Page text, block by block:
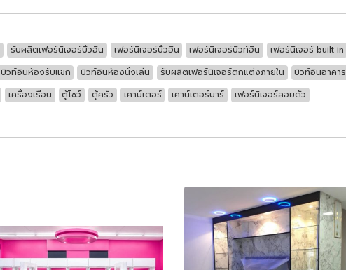
รับผลิตเฟอร์นิเจอร์บิ้วอิน เฟอร์นิเจอร์บิ้วอิน เฟอร์นิเจอร์บิวท์อิน เฟอร์นิเจอร์ built in
บิวท์อินห้องรับแขก บิวท์อินห้องนั่งเล่น รับผลิตเฟอร์นิเจอร์ตกแต่งภายใน บิวท์อินอาคาร
เครื่องเรือน ตู้โชว์ ตู้ครัว เคาน์เตอร์ เคาน์เตอร์บาร์ เฟอร์นิเจอร์ลอยตัว